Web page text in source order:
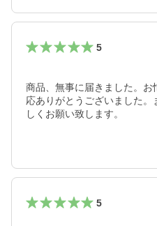
5
商品、無事に届きました。
応ありがとうございました
しくお願い致します。
5